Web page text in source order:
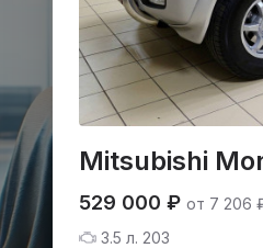
Mitsubishi
529 000 ₽ от 7 206
3.5 л. 203